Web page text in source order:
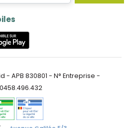
- APB 830801 - N° Entreprise -